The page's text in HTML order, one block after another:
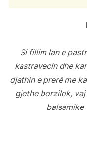
Si fillim lan e
kastravecin dhe
djathin e prerë me
gjethe borzilok,
balsamike